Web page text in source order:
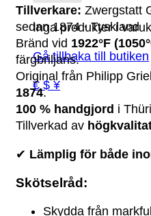
Inga produkter i
Gå tillbaka till butiken
€ $ ¥
Tillverkare: Zwergstatt
sedan 1874 · Tyskland
Bränd vid 1922°F
färgbriljans.
Original från Philipp
1874.
100 % handgjord i
Tillverkad av
✔ Lämplig för både
Skötselråd:
Skydda från